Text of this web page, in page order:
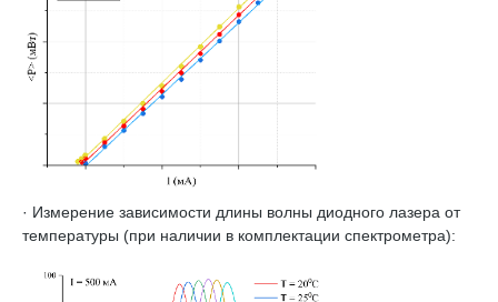
· Измерение зависимости длины волны диодного лазера от
температуры (при наличии в комплектации спектрометра):